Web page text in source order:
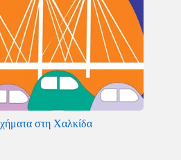
στη Χαλκίδα